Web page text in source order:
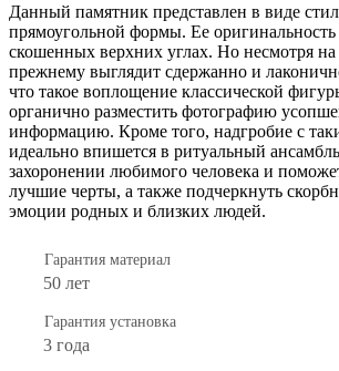
Данный памятник представлен в виде
прямоугольной формы. Ее оригинальность
скошенных верхних углах. Но несмотря на
прежнему выглядит сдержанно и
что такое воплощение классической
органично разместить фотографию
информацию. Кроме того, надгробие с
идеально впишется в ритуальный
захоронении любимого человека и
лучшие черты, а также подчеркнуть
эмоции родных и близких людей.
Гарантия материал
50 лет
Гарантия установка
3 года